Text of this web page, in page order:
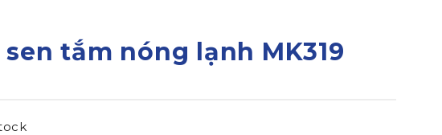
sen tắm nóng lạnh MK319